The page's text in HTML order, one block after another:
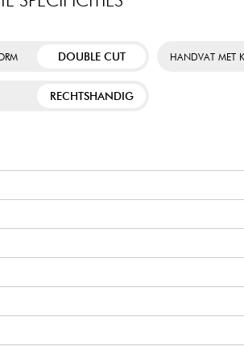
DOUBLE CUT HANDVAT MET
RECHTSHANDIG